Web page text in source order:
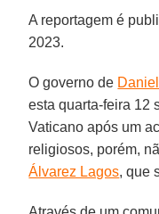
A reportagem é
2023.
O governo de
esta quarta-feira 12
Vaticano após um
religiosos, porém,
Álvarez Lagos, que